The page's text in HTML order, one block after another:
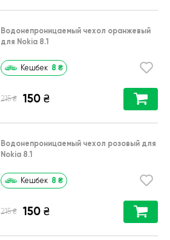
Водонепроницаемый чехол оранжевый
для Nokia 8.1
Кешбек 8 ₴
215 ₴ 150 ₴
Водонепроницаемый чехол розовый для
Nokia 8.1
Кешбек 8 ₴
215 ₴ 150 ₴